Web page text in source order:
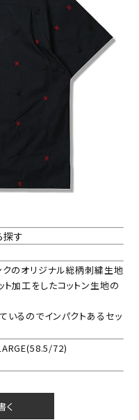
す
クのオリジナル総柄刺繍生地
加工をしたコットン生地の
いるのでインパクトあるセッ
72)
く